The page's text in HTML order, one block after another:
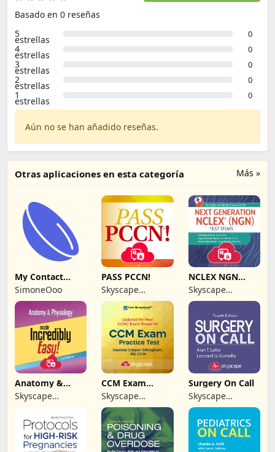
Basado en 0 reseñas
5
estrellas 0
4
estrellas 0
3
estrellas 0
2
estrellas 0
1
estrellas 0
Aún no se han añadido reseñas.
Más »
Otras aplicaciones en esta categoría
My Contact
Lenses
SimoneOoo
PASS PCCN!
Skyscape
Medpresso Inc
NCLEX NGN
Next Generation
Skyscape
Medpresso Inc
Anatomy &
Physiology MIE
NCLEX
Skyscape
CCM Exam
Practice Test
Skyscape
Medpresso Inc
Surgery On Call
Skyscape
Medpresso Inc